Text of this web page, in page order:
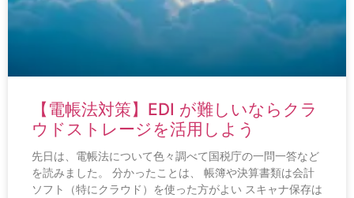
【電帳法対策】EDI が難しいならクラ
ウドストレージを活用しよう
先日は、電帳法について色々調べて国税庁の一問一答など
を読みました。 分かったことは、 帳簿や決算書類は会計
ソフト（特にクラウド）を使った方がよい スキャナ保存は